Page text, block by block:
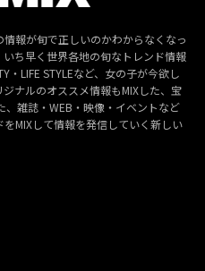
報が旬で正しいのかわからなくなっ
ち早く世界各地の旬なトレンド情報
・LIFE STYLEなど、女の子が今欲し
ナルのオススメ情報もMIXした、宝
雑誌・WEB・映像・イベントなど
MIXして情報を発信していく新しい